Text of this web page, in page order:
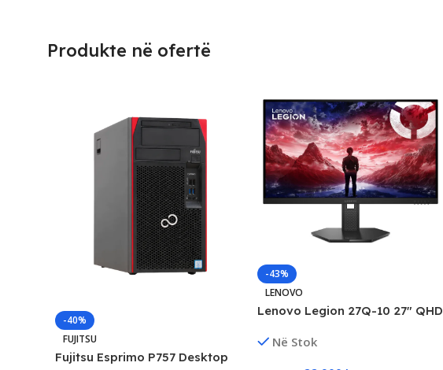
Produkte në ofertë
-40%
FUJITSU
Fujitsu Esprimo P757 Desktop
-43%
LENOVO
Lenovo Legion 27Q-10 27″ QHD
1ms, G-SYNC Compatible, New
Në Stok